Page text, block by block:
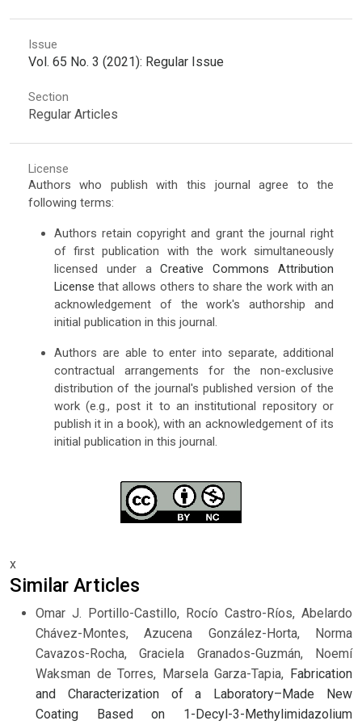
Issue
Vol. 65 No. 3 (2021): Regular Issue
Section
Regular Articles
License
Authors who publish with this journal agree to the
following terms:
Authors retain copyright and grant the journal right
of first publication with the work simultaneously
licensed under aCreative Commons Attribution
License that allows others to share the work with an
acknowledgement of the work's authorship and
initial publication in this journal.
Authors are able to enter into separate, additional
contractual arrangements for the non-exclusive
distribution of the journal's published version of the
work (e.g., post it to an institutional repository or
publish it in a book), with an acknowledgement of its
initial publication in this journal.
x
Similar Articles
Omar J. Portillo-Castillo, Rocío Castro-Ríos, Abelardo
Chávez-Montes, Azucena González-Horta, Norma
Cavazos-Rocha, Graciela Granados-Guzmán, Noemí
Waksman de Torres, Marsela Garza-Tapia, Fabrication
and Characterization of a Laboratory–Made New
Coating Based on 1-Decyl-3-Methylimidazolium